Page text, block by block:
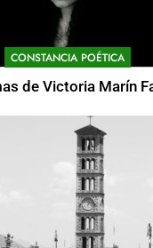
CONSTANCIA POÉTICA
de Victoria Marín